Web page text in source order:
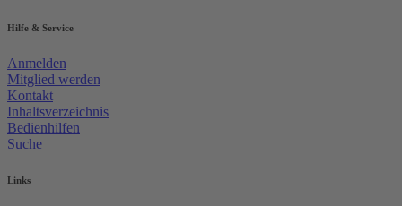
Hilfe & Service
Anmelden
Mitglied werden
Kontakt
Inhaltsverzeichnis
Bedienhilfen
Suche
Links